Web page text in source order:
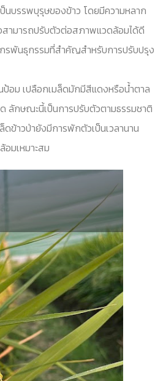
บรรพบุรุษของข้าว โดยมีความหลาก
ามารถปรับตัวต่อสภาพแวดล้อมได้ดี
รพันธุกรรมที่สำคัญสำหรับการปรับปรุง
อม เปลือกเมล็ดมักมีสีแดงหรือน้ำตาล
ลักษณะนี้เป็นการปรับตัวตามธรรมชาติ
ข้าวป่ายังมีการพักตัวเป็นเวลานาน
มเหมาะสม